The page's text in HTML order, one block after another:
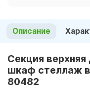
Описание
Секция
шкаф стеллаж
80482